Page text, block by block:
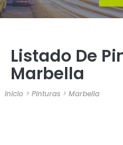
Listado De
Marbella
Inicio > Pinturas> Marbella